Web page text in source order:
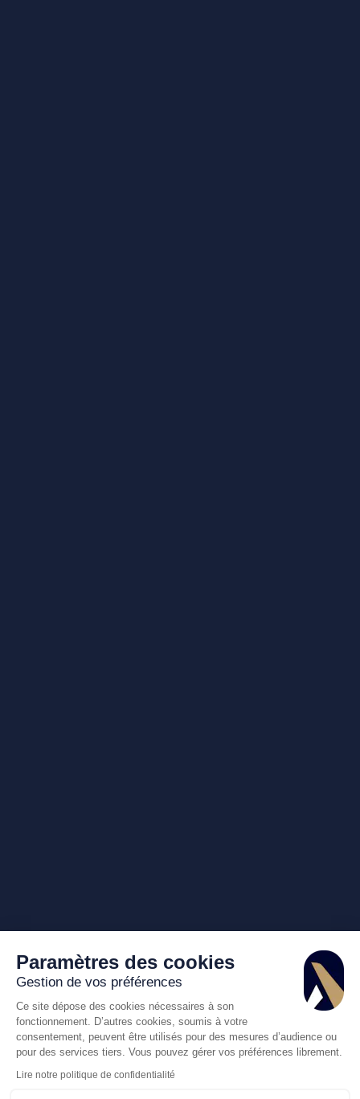
Paramètres des cookies
Gestion de vos préférences
Ce site dépose des cookies nécessaires à son
fonctionnement. D’autres cookies, soumis à votre
consentement, peuvent être utilisés pour des mesures d’audience ou
pour des services tiers. Vous pouvez gérer vos préférences librement.
Lire notre politique de confidentialité